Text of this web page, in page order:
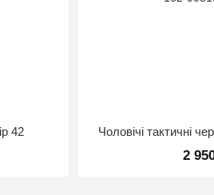
42 Чоловічі тактичні
2